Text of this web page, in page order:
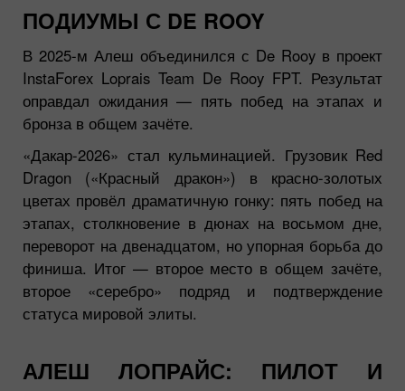
ПОДИУМЫ С DE ROOY
В 2025-м Алеш объединился с De Rooy в проект
InstaForex Loprais Team De Rooy FPT. Результат
оправдал ожидания — пять побед на этапах и
бронза в общем зачёте.
«Дакар-2026» стал кульминацией. Грузовик Red
Dragon («Красный дракон») в красно-золотых
цветах провёл драматичную гонку: пять побед на
этапах, столкновение в дюнах на восьмом дне,
переворот на двенадцатом, но упорная борьба до
финиша. Итог — второе место в общем зачёте,
второе «серебро» подряд и подтверждение
статуса мировой элиты.
АЛЕШ ЛОПРАЙС: ПИЛОТ И